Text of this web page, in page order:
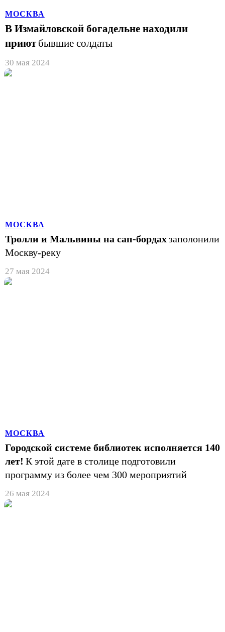
МОСКВА
В Измайловской богадельне находили
приют бывшие солдаты
30 мая 2024
МОСКВА
Тролли и Мальвины на сап-бордахзаполонили
Москву-реку
27 мая 2024
МОСКВА
Городской системе библиотек исполняется 140
лет! К этой дате в столице подготовили
программу из более чем 300 мероприятий
26 мая 2024